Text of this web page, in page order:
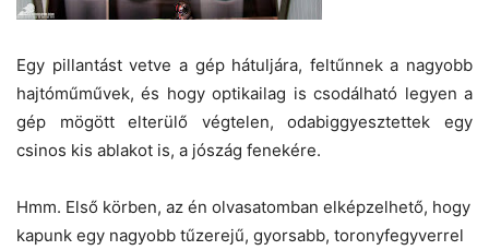
Egy pillantást vetve a gép hátuljára, feltűnnek a nagyobb
hajtóműművek, és hogy optikailag is csodálható legyen a
gép mögött elterülő végtelen, odabiggyesztettek egy
csinos kis ablakot is, a jószág fenekére.
Hmm. Első körben, az én olvasatomban elképzelhető, hogy
kapunk egy nagyobb tűzerejű, gyorsabb, toronyfegyverrel